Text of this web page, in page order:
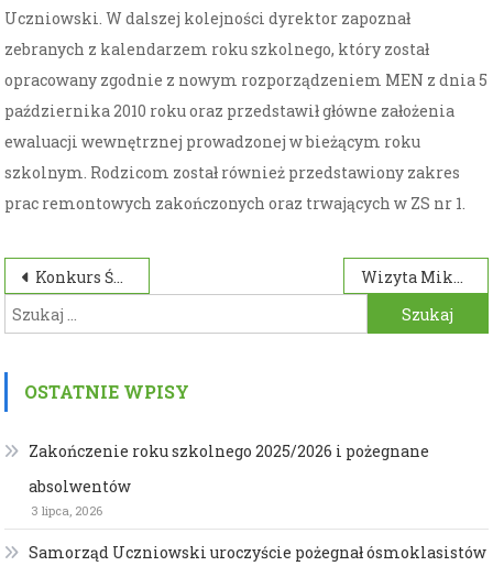
Uczniowski. W dalszej kolejności dyrektor zapoznał
zebranych z kalendarzem roku szkolnego, który został
opracowany zgodnie z nowym rozporządzeniem MEN z dnia 5
października 2010 roku oraz przedstawił główne założenia
ewaluacji wewnętrznej prowadzonej w bieżącym roku
szkolnym. Rodzicom został również przedstawiony zakres
prac remontowych zakończonych oraz trwających w ZS nr 1.
Nawigacja
wpisu
Konkurs Świąteczny
Wizyta Mikołaja
Szukaj:
OSTATNIE WPISY
Zakończenie roku szkolnego 2025/2026 i pożegnane
absolwentów
3 lipca, 2026
Samorząd Uczniowski uroczyście pożegnał ósmoklasistów